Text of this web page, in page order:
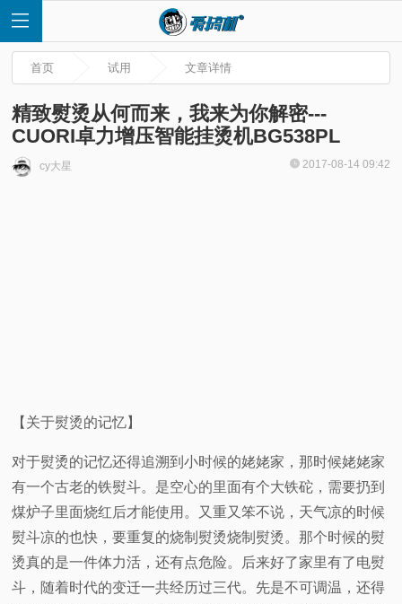
首
视
科
普
首页 试用 文章详情
精致熨烫从何而来，我来为你解密---
CUORI卓力增压智能挂烫机BG538PL
cy大星 2017-08-14 09:42
【关于熨烫的记忆】
对于熨烫的记忆还得追溯到小时候的姥姥家，那时候姥姥家
有一个古老的铁熨斗。是空心的里面有个大铁砣，需要扔到
煤炉子里面烧红后才能使用。又重又笨不说，天气凉的时候
熨斗凉的也快，要重复的烧制熨烫烧制熨烫。那个时候的熨
烫真的是一件体力活，还有点危险。后来好了家里有了电熨
斗，随着时代的变迁一共经历过三代。先是不可调温，还得